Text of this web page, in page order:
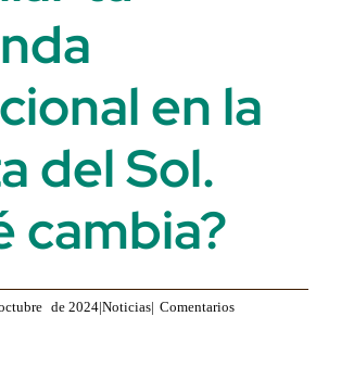
en la
del Sol.
cambia?
de 2024|Noticias| Comentarios